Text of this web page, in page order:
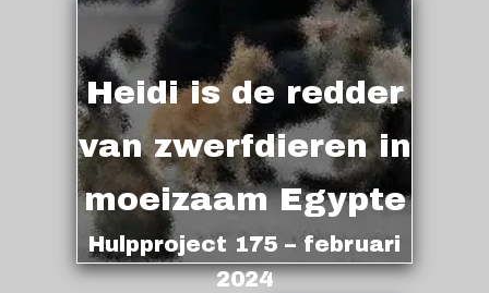
Heidi is de redder
van zwerfdieren in
moeizaam Egypte
Hulpproject 175 – februari
2024